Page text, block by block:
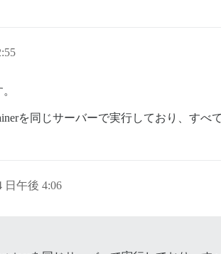
を同じサーバーで実行しており、すべ
日午後 4:06